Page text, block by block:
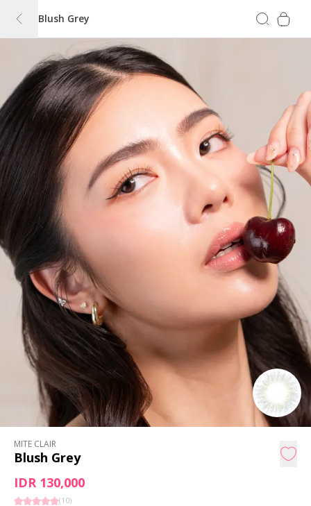
Blush Grey
MITE CLAIR
Blush Grey
(10)
IDR 130,000